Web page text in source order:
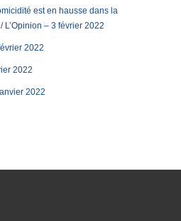
est en hausse dans la
L’Opinion – 3 février 2022
2022
2022
2022